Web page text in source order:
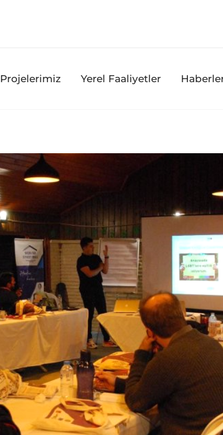
Projelerimiz Yerel Faaliyetler